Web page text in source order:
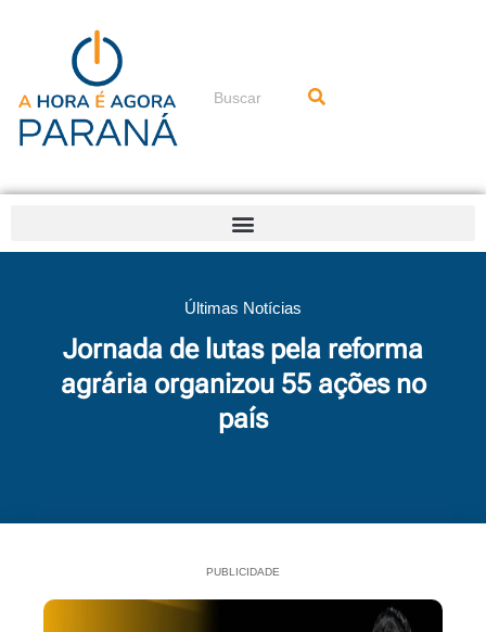
conteúdo
Pesquisar
Últimas Notícias
Jornada de lutas pela reforma
agrária organizou 55 ações no
país
PUBLICIDADE